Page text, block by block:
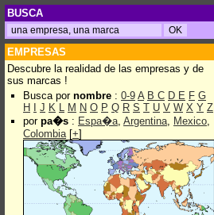
BUSCA
EMPRESAS
Descubre la realidad de las empresas y de
sus marcas !
Busca por nombre : 0-9 A B C D E F G
H
J K L M N O P Q R S T U V W X Y Z
por pa�s : Espa�a, Argentina, Mexico,
Colombia[+]